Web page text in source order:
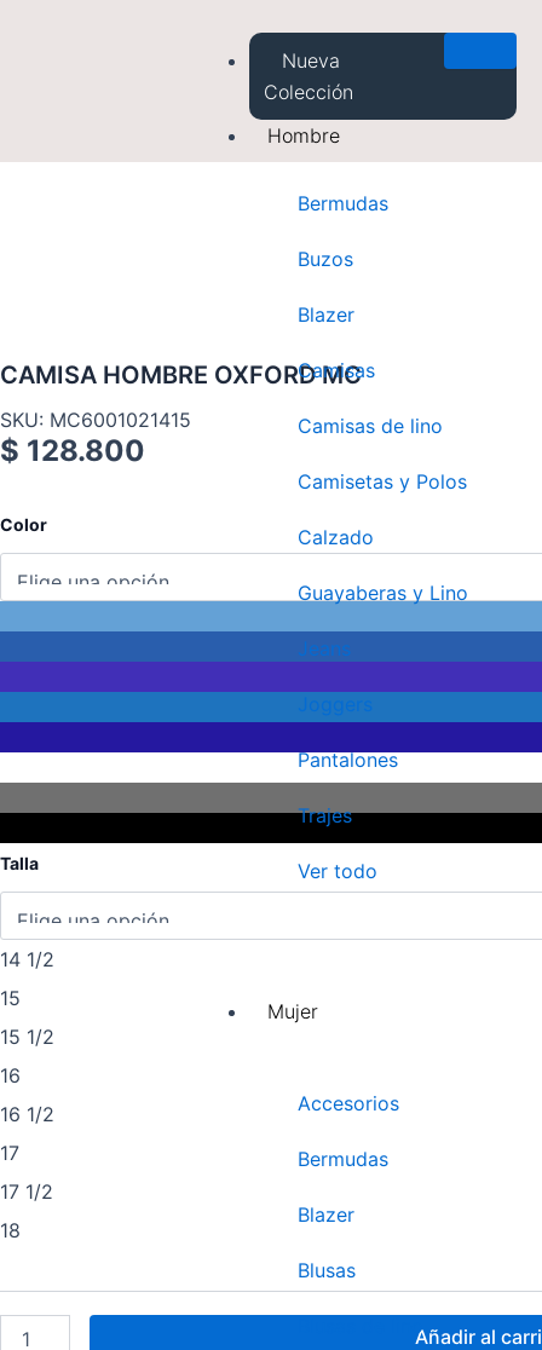
Nueva
Colección
Hombre
Bermudas
Buzos
Blazer
Camisas
Camisas de lino
Camisetas y Polos
Calzado
Guayaberas y Lino
Jeans
Joggers
Pantalones
Trajes
Ver todo
Mujer
Accesorios
Bermudas
Blazer
Blusas
Blusas de lino
CAMISA HOMBRE OXFORD MC
SKU: MC6001021415
$ 128.800
Color
Talla
14 1/2
15
15 1/2
16
16 1/2
17
17 1/2
18
CAMISA
HOMBRE
MC
Añadir al